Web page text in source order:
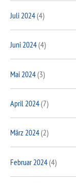
Juli 2024(4)
Juni 2024(4)
Mai 2024(3)
April 2024(7)
März 2024(2)
Februar 2024(4)